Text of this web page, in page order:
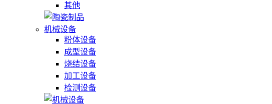
其他
机械设备
粉体设备
成型设备
烧结设备
加工设备
检测设备